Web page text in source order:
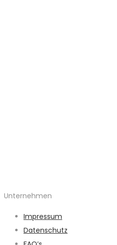
Unternehmen
Impressum
Datenschutz